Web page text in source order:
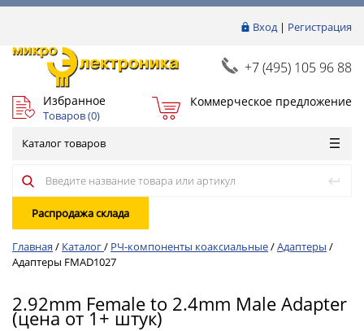
Вход| Регистрация
+7 (495) 105 96 88
Избранное
Товаров (0)
Коммерческое предложение
Каталог товаров
Распродажа склада
Главная / Каталог/ РЧ-компоненты коаксиальные/Адаптеры /
Адаптеры FMAD1027
2.92mm Female to 2.4mm Male Adapter
(цена от 1+ штук)